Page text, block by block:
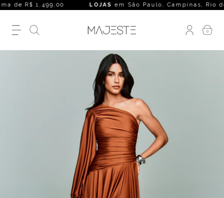
de R$ 1.499,00 LOJASem São Paulo, Campinas, Rio de
0